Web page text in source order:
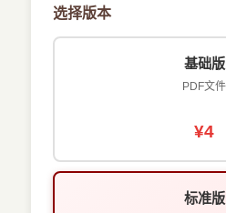
选择版本
基础版
PDF文件
¥4
标准版